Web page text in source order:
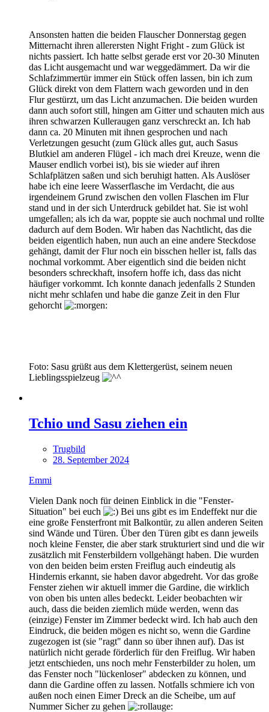
Ansonsten hatten die beiden Flauscher Donnerstag gegen
Mitternacht ihren allerersten Night Fright - zum Glück ist
nichts passiert. Ich hatte selbst gerade erst vor 20-30 Minuten
das Licht ausgemacht und war weggedämmert. Da wir die
Schlafzimmertür immer ein Stück offen lassen, bin ich zum
Glück direkt von dem Flattern wach geworden und in den
Flur gestürzt, um das Licht anzumachen. Die beiden wurden
dann auch sofort still, hingen am Gitter und schauten mich aus
ihren schwarzen Kulleraugen ganz verschreckt an. Ich hab
dann ca. 20 Minuten mit ihnen gesprochen und nach
Verletzungen gesucht (zum Glück alles gut, auch Sasus
Blutkiel am anderen Flügel - ich mach drei Kreuze, wenn die
Mauser endlich vorbei ist), bis sie wieder auf ihren
Schlafplätzen saßen und sich beruhigt hatten. Als Auslöser
habe ich eine leere Wasserflasche im Verdacht, die aus
irgendeinem Grund zwischen den vollen Flaschen im Flur
stand und in der sich Unterdruck gebildet hat. Sie ist wohl
umgefallen; als ich da war, poppte sie auch nochmal und rollte
dadurch auf dem Boden. Wir haben das Nachtlicht, das die
beiden eigentlich haben, nun auch an eine andere Steckdose
gehängt, damit der Flur noch ein bisschen heller ist, falls das
nochmal vorkommt. Aber eigentlich sind die beiden nicht
besonders schreckhaft, insofern hoffe ich, dass das nicht
häufiger vorkommt. Ich konnte danach jedenfalls 2 Stunden
nicht mehr schlafen und habe die ganze Zeit in den Flur
gehorcht
Foto: Sasu grüßt aus dem Klettergerüst, seinem neuen
Lieblingsspielzeug
Tchio und Sasu ziehen ein
Trugbild
28. September 2024
Emmi
Vielen Dank noch für deinen Einblick in die "Fenster-
Situation" bei euch
Bei uns gibt es im Endeffekt nur die
eine große Fensterfront mit Balkontür, zu allen anderen Seiten
sind Wände und Türen. Über den Türen gibt es dann jeweils
noch kleine Fenster, die aber stark strukturiert sind und die wir
zusätzlich mit Fensterbildern vollgehängt haben. Die wurden
von den beiden beim ersten Freiflug auch eindeutig als
Hindernis erkannt, sie haben davor abgedreht. Vor das große
Fenster ziehen wir aktuell immer die Gardine, die wirklich
von oben bis unten alles bedeckt. Leider beobachten wir
auch, dass die beiden ziemlich müde werden, wenn das
(einzige) Fenster im Zimmer bedeckt wird. Ich hab auch den
Eindruck, die beiden mögen es nicht so, wenn die Gardine
zugezogen ist (sie "ragt" dann so über ihnen auf). Das ist
natürlich nicht gerade förderlich für den Freiflug. Wir haben
jetzt entschieden, uns noch mehr Fensterbilder zu holen, um
das Fenster noch "lückenloser" abdecken zu können, und
dann die Gardine offen zu lassen. Notfalls schmiere ich von
außen noch einen Eimer Dreck an die Scheibe, um auf
Nummer Sicher zu gehen